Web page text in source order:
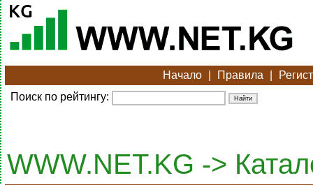
Начало Правила
Поиск по рейтингу:
WWW.NET.KG ->